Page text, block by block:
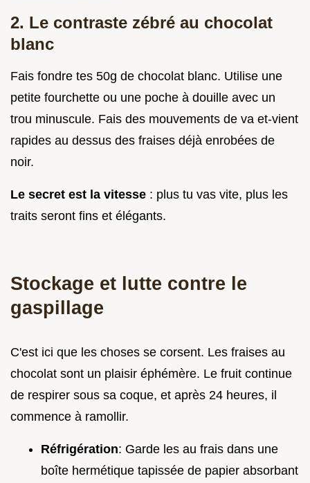
2. Le contraste zébré au chocolat
blanc
Fais fondre tes 50g de chocolat blanc. Utilise une
petite fourchette ou une poche à douille avec un
trou minuscule. Fais des mouvements de va et-vient
rapides au dessus des fraises déjà enrobées de
noir.
Le secret est la vitesse : plus tu vas vite, plus les
traits seront fins et élégants.
Stockage et lutte contre le
gaspillage
C'est ici que les choses se corsent. Les fraises au
chocolat sont un plaisir éphémère. Le fruit continue
de respirer sous sa coque, et après 24 heures, il
commence à ramollir.
Réfrigération: Garde les au frais dans une
boîte hermétique tapissée de papier absorbant